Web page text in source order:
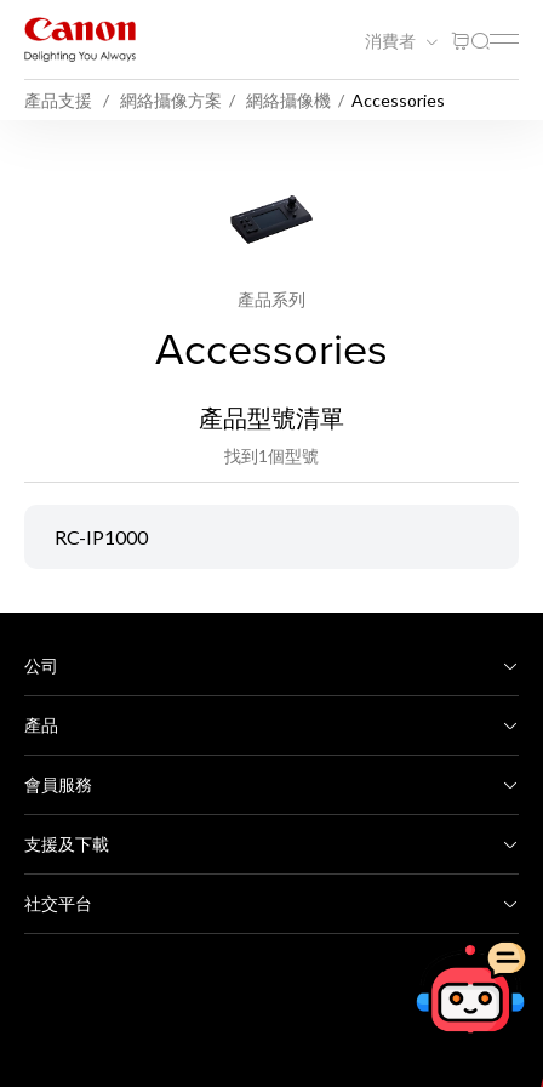
消費者
產品支援 網絡攝像方案 網絡攝像機 Accessories
產品系列
Accessories
產品型號清單
找到1個型號
RC-IP1000
公司
產品
會員服務
支援及下載
社交平台